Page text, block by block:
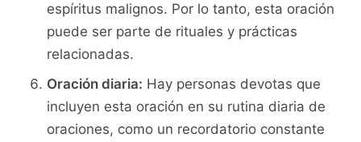
espíritus malignos. Por lo tanto, esta oración
puede ser parte de rituales y prácticas
relacionadas.
Oración diaria: Hay personas devotas que
incluyen esta oración en su rutina diaria de
oraciones, como un recordatorio constante